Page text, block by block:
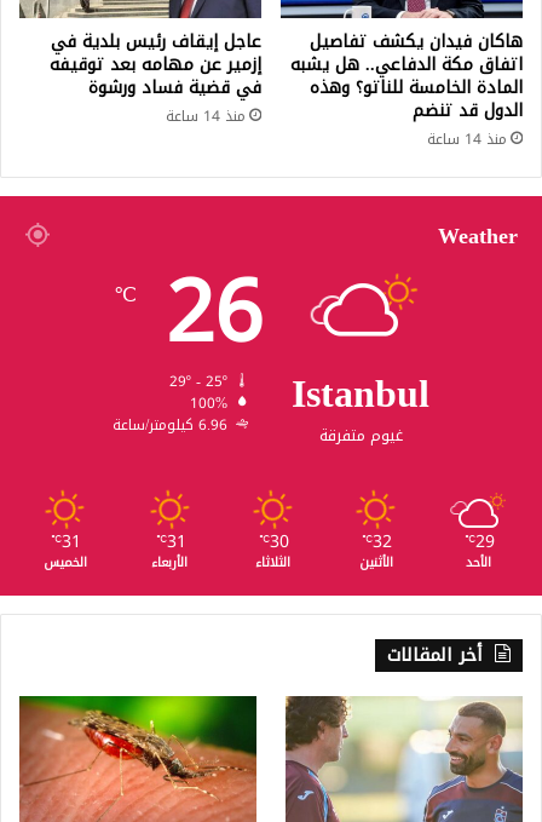
هاكان فيدان يكشف تفاصيل
اتفاق مكة الدفاعي.. هل يشبه
المادة الخامسة للناتو؟ وهذه
الدول قد تنضم
منذ 14 ساعة
عاجل إيقاف رئيس بلدية في
إزمير عن مهامه بعد توقيفه
في قضية فساد ورشوة
منذ 14 ساعة
Weather
Istanbul
غيوم متفرقة
26
℃
100%
6.96 كيلومتر/ساعة
29
℃
الأحد
32
℃
الأثنين
30
℃
الثلاثاء
31
℃
الأربعاء
31
℃
الخميس
أخر المقالات